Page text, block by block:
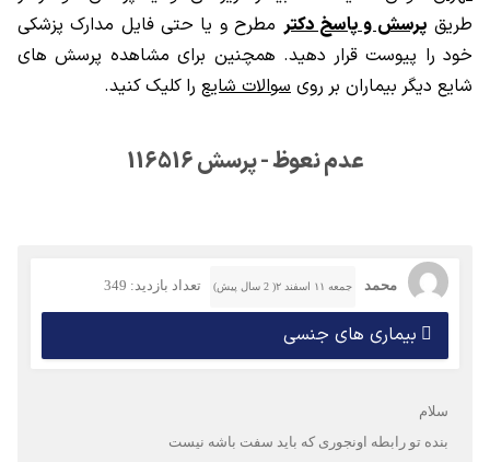
طریق پرسش و پاسخ دکتر مطرح و یا حتی فایل مدارک پزشکی
خود را پیوست قرار دهید. همچنین برای مشاهده پرسش های
شایع دیگر بیماران بر روی سوالات شایع را کلیک کنید.
عدم نعوظ - پرسش 116516
محمد جمعه ۱۱ اسفند ۲( 2 سال پیش) تعداد بازدید: 349
بیماری های جنسی
سلام
بنده تو رابطه اونجوری که باید سفت باشه نیست